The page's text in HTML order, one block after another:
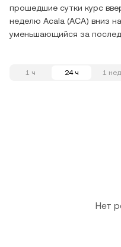
прошедшие сутки курс
неделю Acala (ACA) вниз
уменьшающийся за
1 ч 24 ч 1
Нет